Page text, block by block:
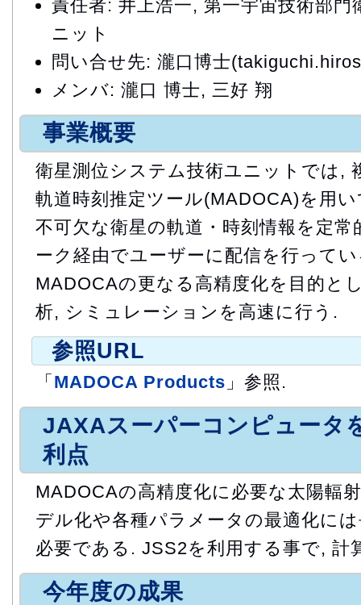
責任者: 井上浩一, 第一宇宙技術部
ニット
問い合せ先: 瀧口博士
メンバ: 瀧口 博士, 三好 翔
事業概要
衛星測位システム技術ユニットでは,
軌道時刻推定ツール(MADOCA)を用
不可欠な衛星の軌道・時刻情報を定
ーク経由でユーザーに配信を行って
MADOCAの更なる高精度化を目的と
析, シミュレーションを高速に行う.
参照URL
「 MADOCA Products 」参照.
JAXAスーパーコンピュータ
利点
MADOCAの高精度化に必要な太陽輻
デル化や各種パラメータの最適化に
必要である. JSS2を利用する事で, 計
今年度の成果